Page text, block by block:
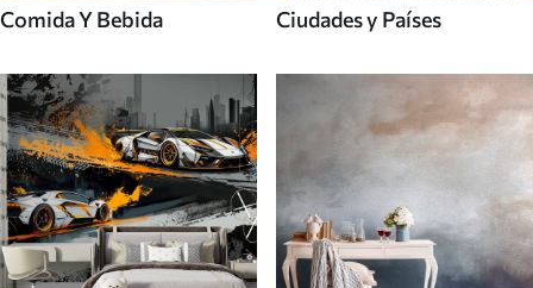
Comida Y Bebida Ciudades y Países